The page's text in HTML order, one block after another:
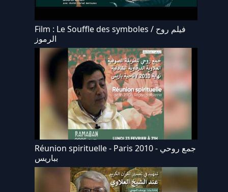
Film : Le Souffle des symboles / فيلم روح
الرموز
Réunion spirituelle - Paris 2010 - جمع روحي
بباريس